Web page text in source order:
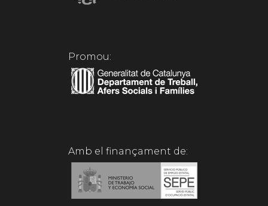
Promou:
Amb el finançament de: